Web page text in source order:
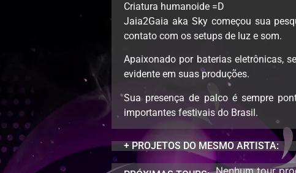
Criatura humanoide =D
Jaia2Gaia aka Sky começou sua
contato com os setups de luz e som.
Apaixonado por baterias eletrônicas,
evidente em suas produções.
Sua presença de palco é sempre
importantes festivais do Brasil.
+ PROJETOS DO MESMO ARTISTA: